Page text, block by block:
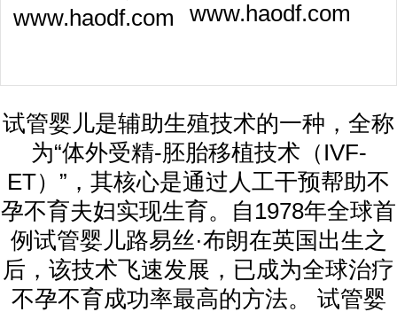
www.haodf.com
试管婴儿是辅助生殖技术的一种，全称
为“体外受精-胚胎移植技术（IVF-
ET）”，其核心是通过人工干预帮助不
孕不育夫妇实现生育。自1978年全球首
例试管婴儿路易丝·布朗在英国出生之
后，该技术飞速发展，已成为全球治疗
不孕不育成功率最高的方法。 试管婴